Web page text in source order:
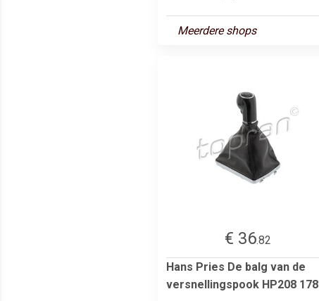
Meerdere shops
€ 36.82
Hans Pries De balg van de
versnellingspook HP208 178